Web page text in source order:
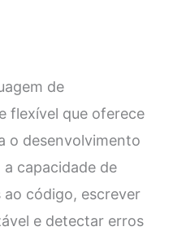
de
flexível que oferece
o desenvolvimento
capacidade de
código, escrever
e detectar erros